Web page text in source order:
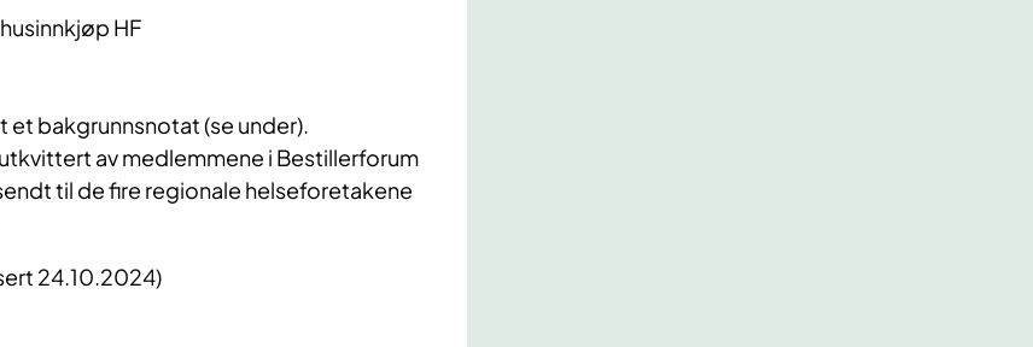
HF
bakgrunnsnotat (se under).
av medlemmene i Bestillerforum
til de fire regionale helseforetakene
24.10.2024)